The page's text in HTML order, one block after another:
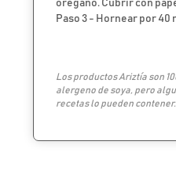
orégano. Cubrir con
Paso 3 - Hornear por 40
Los productos Ariztía son
alergeno de soya, pero
recetas lo pueden contener.